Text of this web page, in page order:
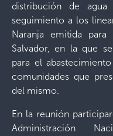
distribución de
seguimiento a los
Naranja emitida
Salvador, en la que
para el
comunidades que
del mismo.
En la reunión
Administración